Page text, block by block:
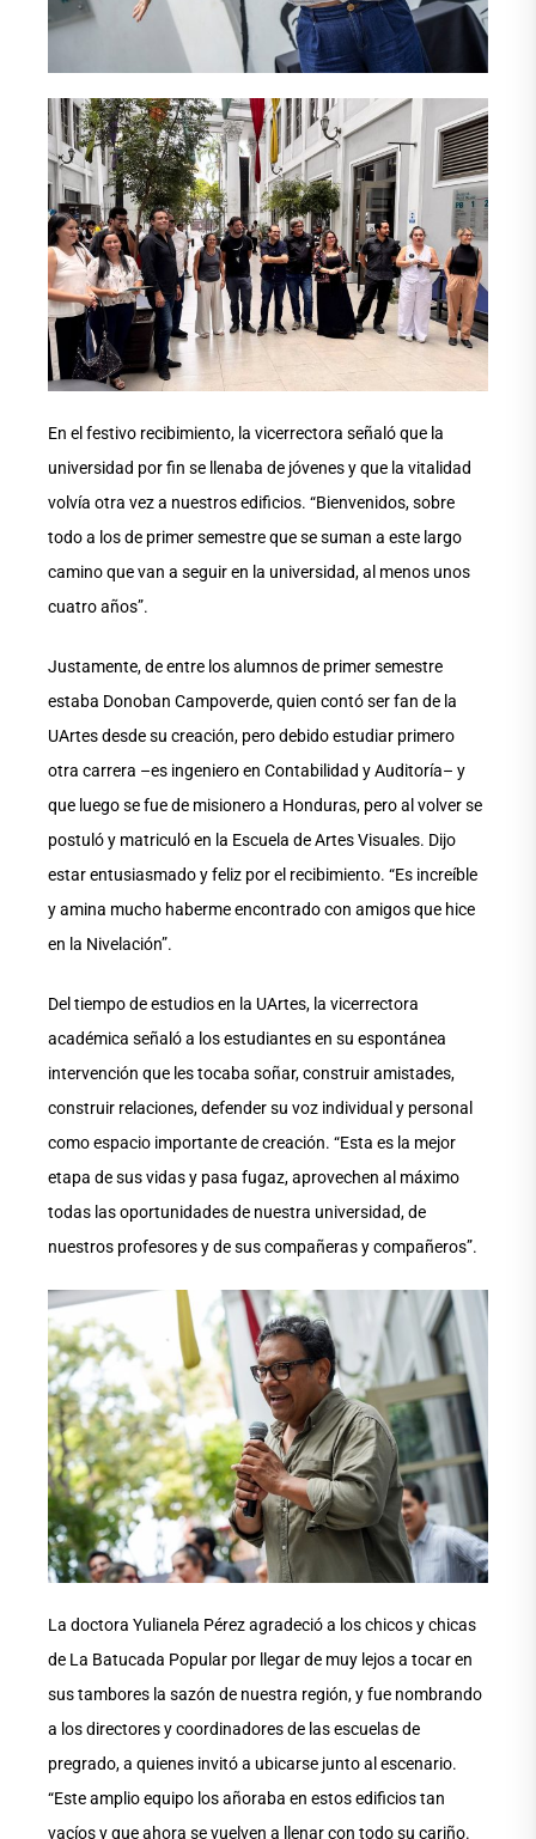
En el festivo recibimiento, la vicerrectora señaló que la
universidad por fin se llenaba de jóvenes y que la vitalidad
volvía otra vez a nuestros edificios. “Bienvenidos, sobre
todo a los de primer semestre que se suman a este largo
camino que van a seguir en la universidad, al menos unos
cuatro años”.
Justamente, de entre los alumnos de primer semestre
estaba Donoban Campoverde, quien contó ser fan de la
UArtes desde su creación, pero debido estudiar primero
otra carrera –es ingeniero en Contabilidad y Auditoría– y
que luego se fue de misionero a Honduras, pero al volver se
postuló y matriculó en la Escuela de Artes Visuales. Dijo
estar entusiasmado y feliz por el recibimiento. “Es increíble
y amina mucho haberme encontrado con amigos que hice
en la Nivelación”.
Del tiempo de estudios en la UArtes, la vicerrectora
académica señaló a los estudiantes en su espontánea
intervención que les tocaba soñar, construir amistades,
construir relaciones, defender su voz individual y personal
como espacio importante de creación. “Esta es la mejor
etapa de sus vidas y pasa fugaz, aprovechen al máximo
todas las oportunidades de nuestra universidad, de
nuestros profesores y de sus compañeras y compañeros”.
La doctora Yulianela Pérez agradeció a los chicos y chicas
de La Batucada Popular por llegar de muy lejos a tocar en
sus tambores la sazón de nuestra región, y fue nombrando
a los directores y coordinadores de las escuelas de
pregrado, a quienes invitó a ubicarse junto al escenario.
“Este amplio equipo los añoraba en estos edificios tan
vacíos y que ahora se vuelven a llenar con todo su cariño.